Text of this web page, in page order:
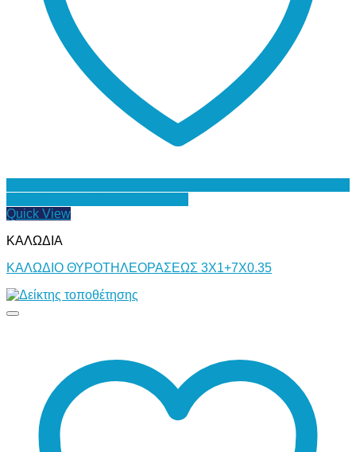
Quick View
ΚΑΛΩΔΙΑ
ΚΑΛΩΔΙΟ ΘΥΡΟΤΗΛΕΟΡΑΣΕΩΣ 3Χ1+7Χ0.35